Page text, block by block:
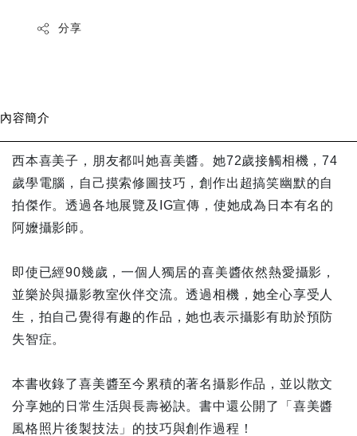
分享
內容簡介
西本喜美子，朋友都叫她喜美醬。她72歲接觸相機，74
歲學電腦，自己摸索修圖技巧，創作出超搞笑幽默的自
拍傑作。透過各地展覽及IG宣傳，使她成為日本有名的
阿嬤攝影師。
即使已經90幾歲，一個人獨居的喜美醬依然熱愛攝影，
並樂於與攝影教室伙伴交流。透過相機，她全心享受人
生，拍自己覺得有趣的作品，她也表示攝影有助於預防
失智症。
本書收錄了喜美醬至今累積的著名攝影作品，並以散文
分享她的日常生活與長壽祕訣。書中還公開了「喜美醬
風格照片後製技法」的技巧與創作過程！